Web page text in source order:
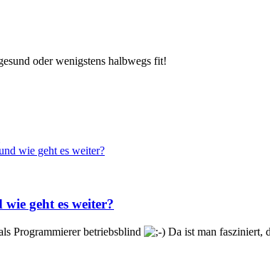
oder wenigstens halbwegs fit!
wie geht es weiter?
geht es weiter?
Programmierer betriebsblind Da ist man fasziniert,